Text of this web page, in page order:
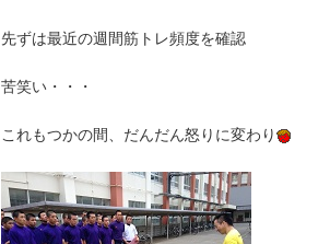
先ずは最近の週間筋トレ頻度を確認
苦笑い・・・
これもつかの間、だんだん怒りに変わり